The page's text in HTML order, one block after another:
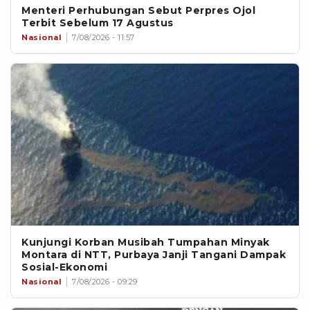
Menteri Perhubungan Sebut Perpres Ojol
Terbit Sebelum 17 Agustus
Nasional 7/08/2026 - 11:57
Kunjungi Korban Musibah Tumpahan Minyak
Montara di NTT, Purbaya Janji Tangani Dampak
Sosial-Ekonomi
Nasional 7/08/2026 - 09:29